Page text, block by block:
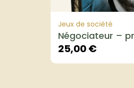
Jeux de société
Négociateur –
25,00€